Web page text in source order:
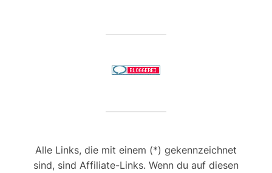
Alle Links, die mit einem (*) gekennzeichnet
sind, sind Affiliate-Links. Wenn du auf diesen